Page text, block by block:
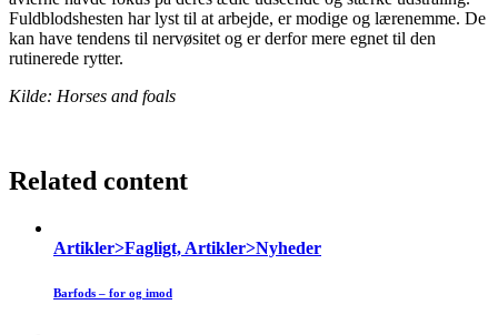
Fuldblodshesten har lyst til at arbejde, er modige og lærenemme. De
kan have tendens til nervøsitet og er derfor mere egnet til den
rutinerede rytter.
Kilde: Horses and foals
Related content
Artikler>Fagligt, Artikler>Nyheder
Barfods – for og imod